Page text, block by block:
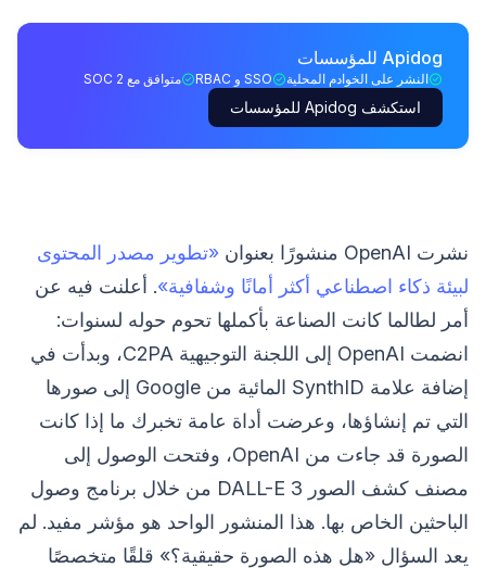
Apidog للمؤسسات
النشر على الخوادم المحلية SSO و RBAC متوافق مع SOC 2
استكشف Apidog للمؤسسات
نشرت OpenAI منشورًا بعنوان
«تطوير مصدر المحتوى
لبيئة ذكاء اصطناعي أكثر أمانًا وشفافية». أعلنت فيه عن
أمر لطالما كانت الصناعة بأكملها تحوم حوله لسنوات:
انضمت OpenAI إلى اللجنة التوجيهية C2PA، وبدأت في
إضافة علامة SynthID المائية من Google إلى صورها
التي تم إنشاؤها، وعرضت أداة عامة تخبرك ما إذا كانت
الصورة قد جاءت من OpenAI، وفتحت الوصول إلى
مصنف كشف الصور DALL-E 3 من خلال برنامج وصول
الباحثين الخاص بها. هذا المنشور الواحد هو مؤشر مفيد. لم
يعد السؤال «هل هذه الصورة حقيقية؟» قلقًا متخصصًا